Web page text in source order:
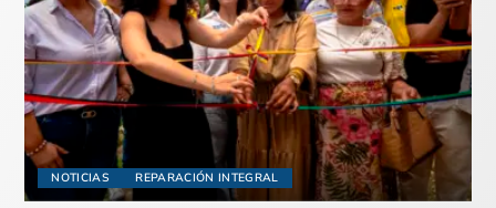
NOTICIAS REPARACIÓN INTEGRAL